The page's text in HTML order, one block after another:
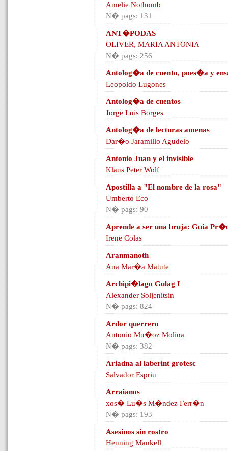
Amelie Nothomb
N� pags: 131
ANT�PODAS
OLIVER, MARIA ANTONIA
N� pags: 256
Antolog�a de cuento, poes�a y
Leopoldo Lugones
Antolog�a de cuentos
Jorge Luis Borges
Antolog�a de lecturas amenas
Dar�o Jaramillo Agudelo
Antonio Juan y el invisible
Klaus Peter Wolf
Apostilla a "El nombre de la rosa"
Umberto Eco
N� pags: 90
Aprende a ser una bruja: Guia
Irene Colas
Aranmanoth
Ana Mar�a Matute
Archipi�lago Gulag I
Alexander Soljenitsin
N� pags: 824
Ardor querrero
Antonio Mu�oz Molina
N� pags: 382
Ariadna al laberint grotesc
Salvador Espriu
Arraianos
xos� Lu�s M�ndez Ferr�n
N� pags: 193
Asesinos sin rostro
Henning Mankell